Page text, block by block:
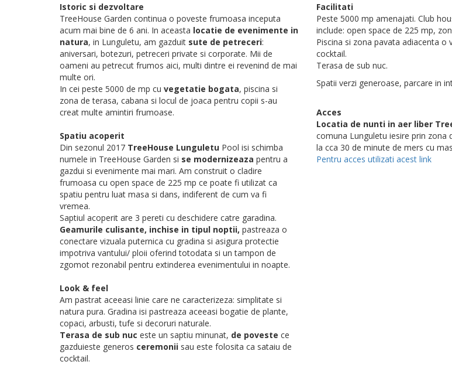
Istoric si dezvoltare
TreeHouse Garden continua o poveste frumoasa inceputa
acum mai bine de 6 ani. In aceasta locatie de evenimente in
natura, in Lunguletu, am gazduit sute de petreceri:
aniversari, botezuri, petreceri private si corporate. Mii de
oameni au petrecut frumos aici, multi dintre ei revenind de mai
multe ori.
In cei peste 5000 de mp cu vegetatie bogata, piscina si
zona de terasa, cabana si locul de joaca pentru copii s-au
creat multe amintiri frumoase.
Spatiu acoperit
Din sezonul 2017 TreeHouse Lunguletu Pool isi schimba
numele in TreeHouse Garden si se modernizeaza pentru a
gazdui si evenimente mai mari. Am construit o cladire
frumoasa cu open space de 225 mp ce poate fi utilizat ca
spatiu pentru luat masa si dans, indiferent de cum va fi
vremea.
Saptiul acoperit are 3 pereti cu deschidere catre garadina.
Geamurile culisante, inchise in tipul noptii, pastreaza o
conectare vizuala puternica cu gradina si asigura protectie
impotriva vantului/ ploii oferind totodata si un tampon de
zgomot rezonabil pentru extinderea evenimentului in noapte.
Look & feel
Am pastrat aceeasi linie care ne caracterizeza: simplitate si
natura pura. Gradina isi pastreaza aceeasi bogatie de plante,
copaci, arbusti, tufe si decoruri naturale.
Terasa de sub nuc este un saptiu minunat, de poveste ce
gazduieste generos ceremonii sau este folosita ca sataiu de
cocktail.
Facilitati
Peste 5000 mp amenajati. Club
include: open space de 225 mp,
Piscina si zona pavata adiacenta o
cocktail.
Terasa de sub nuc.
Spatii verzi generoase, parcare in
Acces
Locatia de nunti in aer liber
comuna Lunguletu iesire prin zona
la cca 30 de minute de mers cu
Pentru acces utilizati acest link